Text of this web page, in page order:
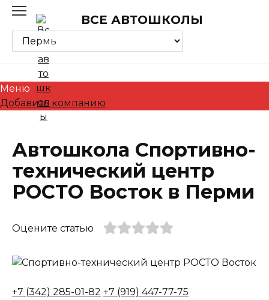
Skip
content
ВСЕ АВТОШКОЛЫ
Меню
Добавить компанию
Автошкола Спортивно-
технический центр
РОСТО Восток в Перми
Оцените статью
+7 (342) 285-01-82 +7 (919) 447-77-75